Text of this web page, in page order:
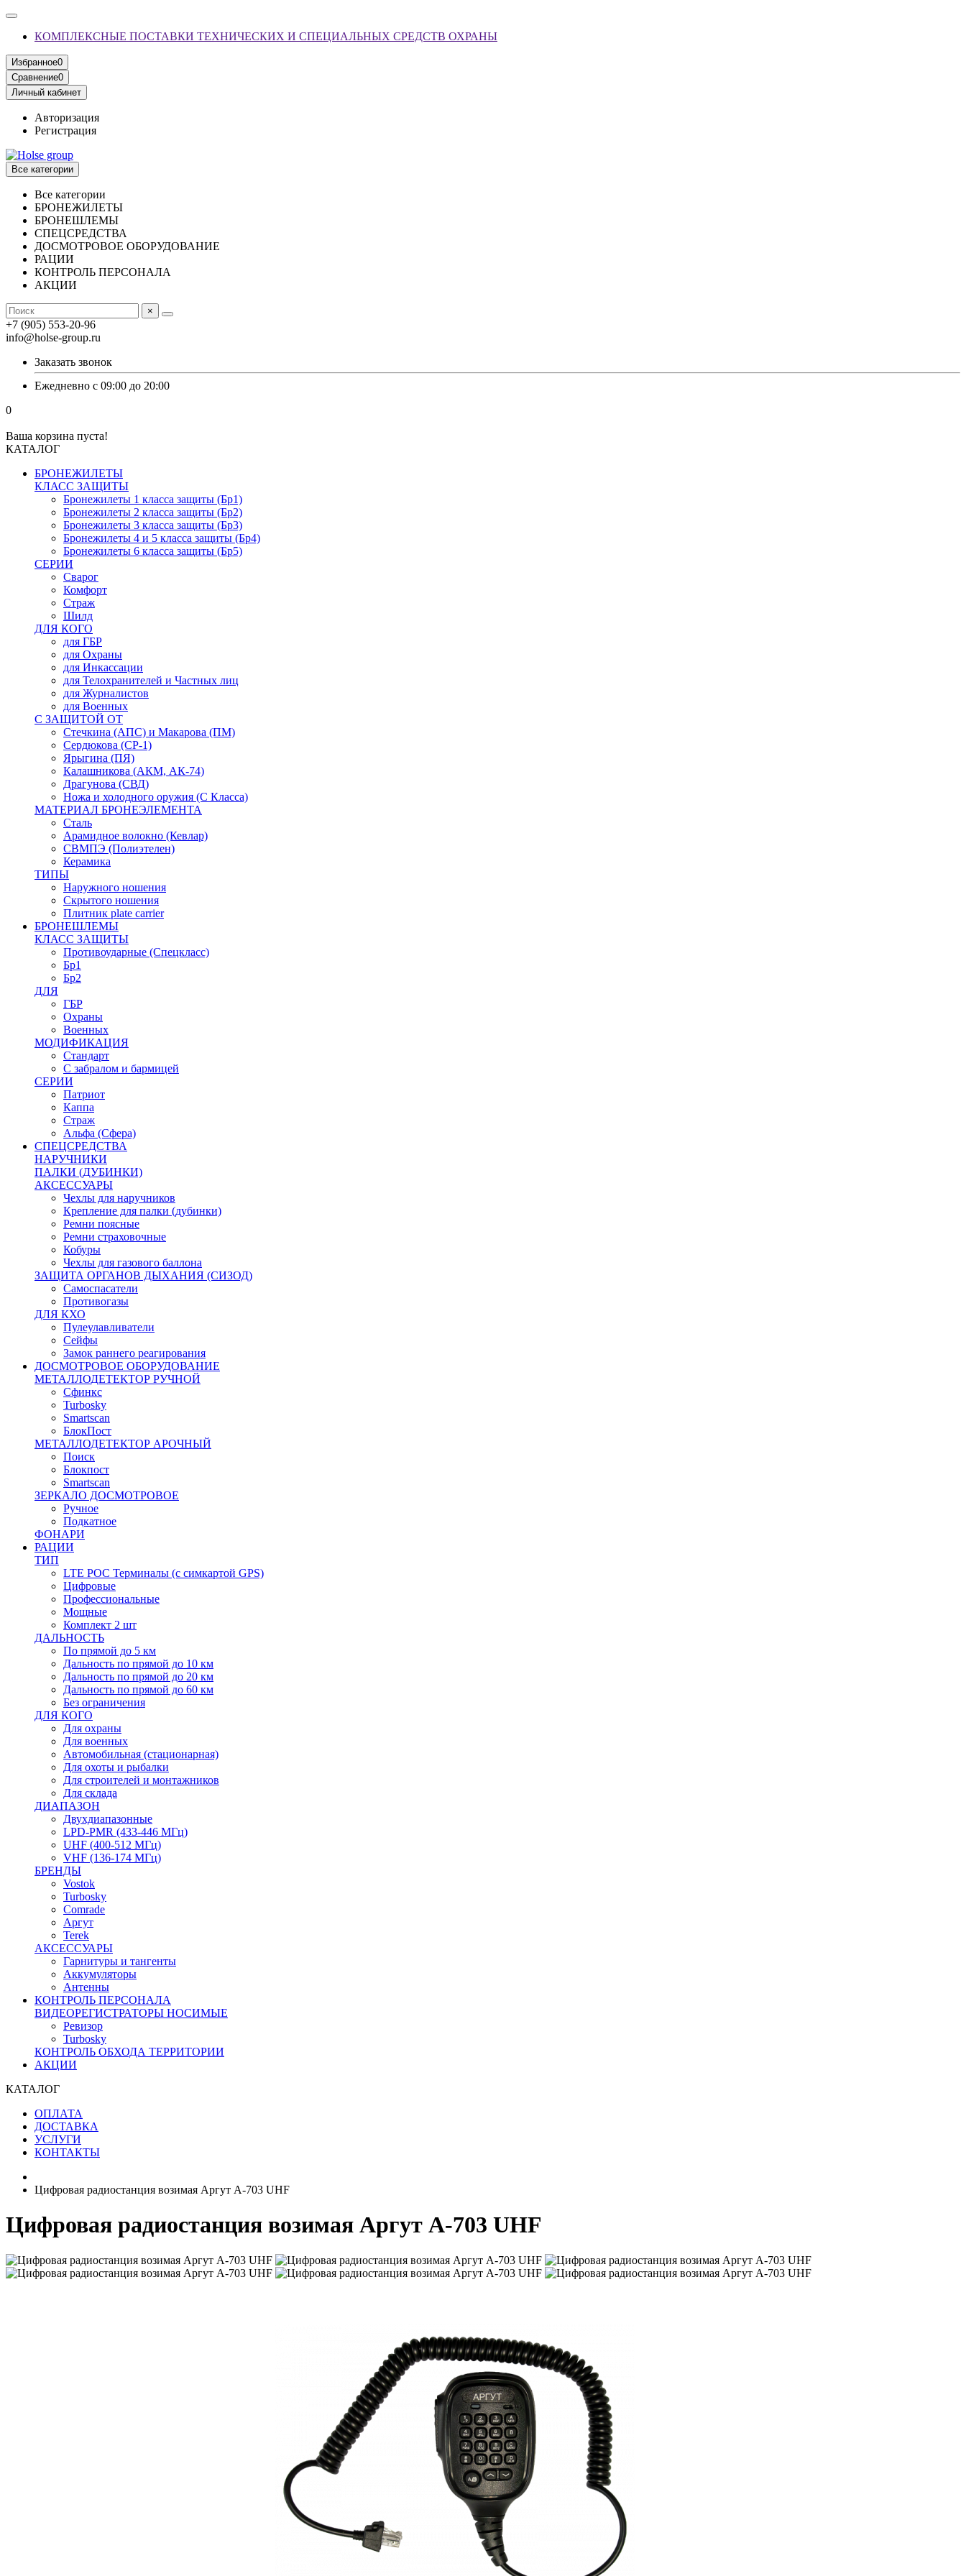
КОМПЛЕКСНЫЕ ПОСТАВКИ ТЕХНИЧЕСКИХ И СПЕЦИАЛЬНЫХ СРЕДСТВ ОХРАНЫ
Избранное0
Сравнение0
Личный кабинет
Авторизация
Регистрация
Все категории
Все категории
БРОНЕЖИЛЕТЫ
БРОНЕШЛЕМЫ
СПЕЦСРЕДСТВА
ДОСМОТРОВОЕ ОБОРУДОВАНИЕ
РАЦИИ
КОНТРОЛЬ ПЕРСОНАЛА
АКЦИИ
×
+7 (905) 553-20-96
info@holse-group.ru
Заказать звонок
Ежедневно с 09:00 до 20:00
0
Ваша корзина пуста!
КАТАЛОГ
БРОНЕЖИЛЕТЫ
КЛАСС ЗАЩИТЫ
Бронежилеты 1 класса защиты (Бр1)
Бронежилеты 2 класса защиты (Бр2)
Бронежилеты 3 класса защиты (Бр3)
Бронежилеты 4 и 5 класса защиты (Бр4)
Бронежилеты 6 класса защиты (Бр5)
СЕРИИ
Сварог
Комфорт
Страж
Шилд
ДЛЯ КОГО
для ГБР
для Охраны
для Инкассации
для Телохранителей и Частных лиц
для Журналистов
для Военных
С ЗАЩИТОЙ ОТ
Стечкина (АПС) и Макарова (ПМ)
Сердюкова (СР-1)
Ярыгина (ПЯ)
Калашникова (АКМ, АК-74)
Драгунова (СВД)
Ножа и холодного оружия (С Класса)
МАТЕРИАЛ БРОНЕЭЛЕМЕНТА
Сталь
Арамидное волокно (Кевлар)
СВМПЭ (Полиэтелен)
Керамика
ТИПЫ
Наружного ношения
Скрытого ношения
Плитник plate carrier
БРОНЕШЛЕМЫ
КЛАСС ЗАЩИТЫ
Противоударные (Спецкласс)
Бр1
Бр2
ДЛЯ
ГБР
Охраны
Военных
МОДИФИКАЦИЯ
Стандарт
С забралом и бармицей
СЕРИИ
Патриот
Каппа
Страж
Альфа (Сфера)
СПЕЦСРЕДСТВА
НАРУЧНИКИ
ПАЛКИ (ДУБИНКИ)
АКСЕССУАРЫ
Чехлы для наручников
Крепление для палки (дубинки)
Ремни поясные
Ремни страховочные
Кобуры
Чехлы для газового баллона
ЗАЩИТА ОРГАНОВ ДЫХАНИЯ (СИЗОД)
Самоспасатели
Противогазы
ДЛЯ КХО
Пулеулавливатели
Сейфы
Замок раннего реагирования
ДОСМОТРОВОЕ ОБОРУДОВАНИЕ
МЕТАЛЛОДЕТЕКТОР РУЧНОЙ
Сфинкс
Turbosky
Smartscan
БлокПост
МЕТАЛЛОДЕТЕКТОР АРОЧНЫЙ
Поиск
Блокпост
Smartscan
ЗЕРКАЛО ДОСМОТРОВОЕ
Ручное
Подкатное
ФОНАРИ
РАЦИИ
ТИП
LTE POC Терминалы (с симкартой GPS)
Цифровые
Профессиональные
Мощные
Комплект 2 шт
ДАЛЬНОСТЬ
По прямой до 5 км
Дальность по прямой до 10 км
Дальность по прямой до 20 км
Дальность по прямой до 60 км
Без ограничения
ДЛЯ КОГО
Для охраны
Для военных
Автомобильная (стационарная)
Для охоты и рыбалки
Для строителей и монтажников
Для склада
ДИАПАЗОН
Двухдиапазонные
LPD-PMR (433-446 МГц)
UHF (400-512 МГц)
VHF (136-174 МГц)
БРЕНДЫ
Vostok
Turbosky
Comrade
Аргут
Terek
АКСЕССУАРЫ
Гарнитуры и тангенты
Аккумуляторы
Антенны
КОНТРОЛЬ ПЕРСОНАЛА
ВИДЕОРЕГИСТРАТОРЫ НОСИМЫЕ
Ревизор
Turbosky
КОНТРОЛЬ ОБХОДА ТЕРРИТОРИИ
АКЦИИ
КАТАЛОГ
ОПЛАТА
ДОСТАВКА
УСЛУГИ
КОНТАКТЫ
Цифровая радиостанция возимая Аргут А-703 UHF
Цифровая радиостанция возимая Аргут А-703 UHF